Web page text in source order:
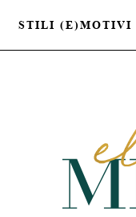
STILI (E)MOTIVI